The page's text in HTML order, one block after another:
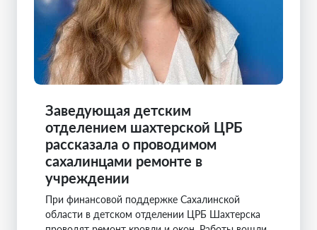
Заведующая детским
отделением шахтерской ЦРБ
рассказала о проводимом
сахалинцами ремонте в
учреждении
При финансовой поддержке Сахалинской
области в детском отделении ЦРБ Шахтерска